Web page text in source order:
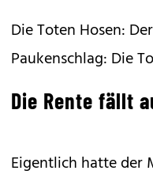
Die Toten Hosen:
Paukenschlag: Die
Die Rente fällt
Eigentlich hatte der